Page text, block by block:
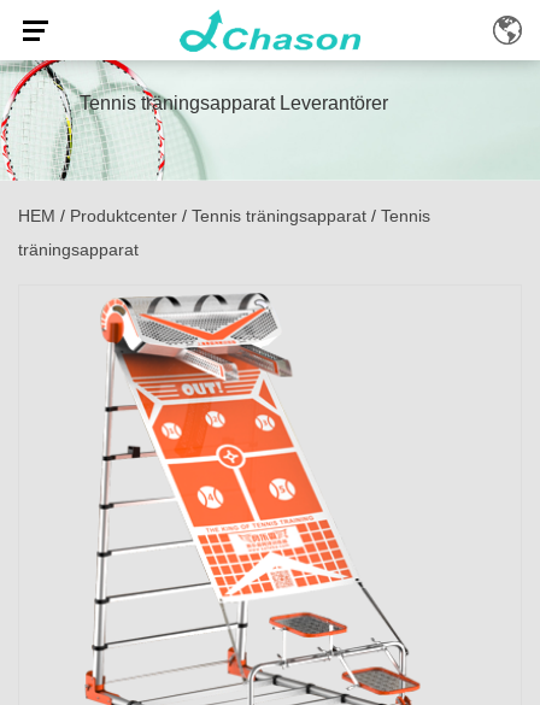
Tennis träningsapparat Leverantörer
HEM / Produktcenter / Tennis träningsapparat / Tennis
träningsapparat